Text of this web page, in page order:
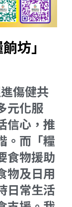
坊」
傷健共
元化服
信心，推
。而「糧
食物援助
物及日用
日常生活